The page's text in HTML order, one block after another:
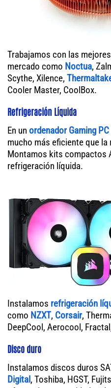
Trabajamos con las
mercado como Noctua,
Scythe, Xilence,
Cooler Master, CoolBox.
Refrigeración Líquida
En un ordenador Gaming PC
mucho más eficiente que
Montamos kits compactos
refrigeración líquida.
Instalamos refrigeración
como NZXT, Corsair,
DeepCool, Aerocool,
Disco duro
Instalamos discos duros
Digital, Toshiba, HGST,